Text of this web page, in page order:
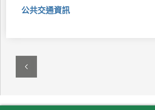
公共交通資訊